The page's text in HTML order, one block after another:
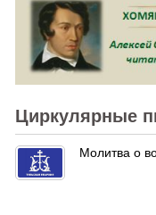
Циркулярные
Молитва о